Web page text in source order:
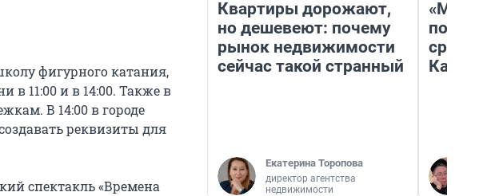
фигурного катания,
в 11:00 и в 14:00. Также в
В 14:00 в городе
реквизиты для
спектакль «Времена
Квартиры дорожают,
но дешевеют: почему
рынок недвижимости
сейчас такой странный
Екатерина Торопова
директор агентства
недвижимости